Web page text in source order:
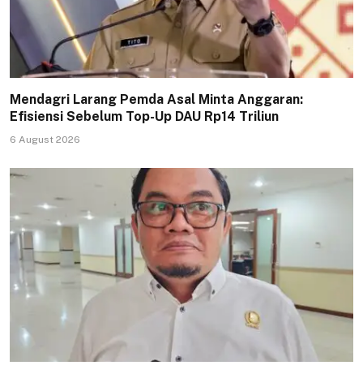
Mendagri Larang Pemda Asal Minta Anggaran:
Efisiensi Sebelum Top-Up DAU Rp14 Triliun
6 August 2026